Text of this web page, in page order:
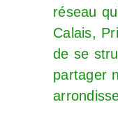
réseau
Calais,
de se
partager